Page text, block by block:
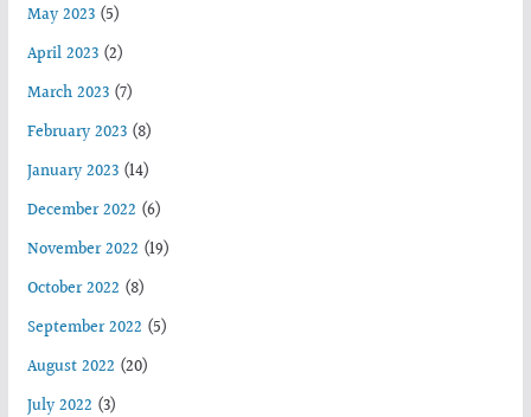
May 2023(5)
April 2023(2)
March 2023(7)
February 2023(8)
January 2023(14)
December 2022 (6)
November 2022 (19)
October 2022 (8)
September 2022 (5)
August 2022 (20)
July 2022 (3)